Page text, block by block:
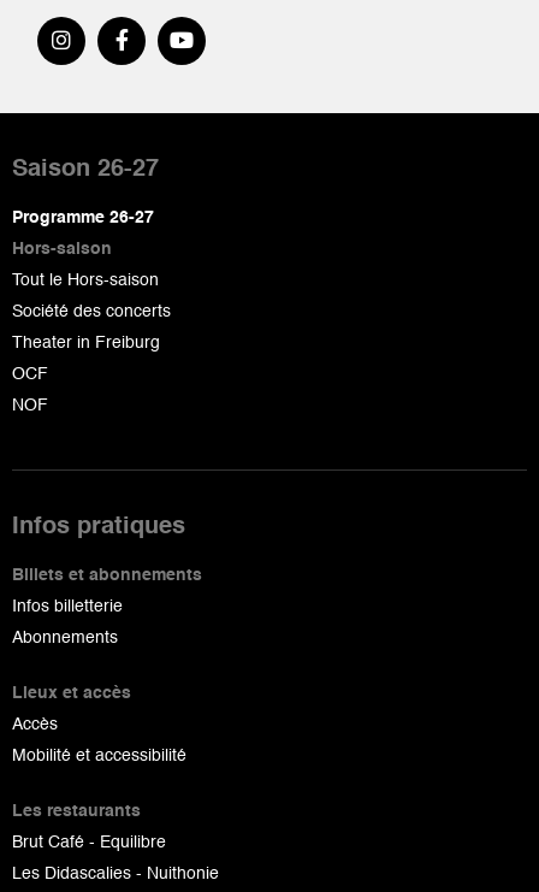
de
page
Saison 26-27
Programme 26-27
Hors-saison
Tout le Hors-saison
Société des concerts
Theater in Freiburg
OCF
NOF
Infos pratiques
Billets et abonnements
Infos billetterie
Abonnements
Lieux et accès
Accès
Mobilité et accessibilité
Les restaurants
Brut Café - Equilibre
Les Didascalies - Nuithonie